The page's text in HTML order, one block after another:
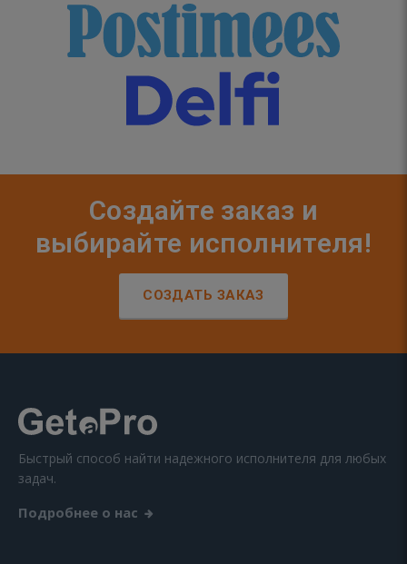
Создайте заказ и
выбирайте исполнителя!
СОЗДАТЬ ЗАКАЗ
Быстрый способ найти надежного исполнителя для любых
задач.
Подробнее о нас